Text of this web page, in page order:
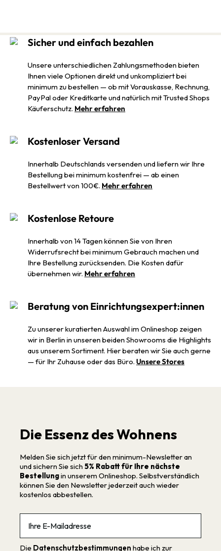
Sicher und einfach bezahlen
Unsere unterschiedlichen Zahlungsmethoden bieten
Ihnen viele Optionen direkt und unkompliziert bei
minimum zu bestellen — ob mit Vorauskasse, Rechnung,
PayPal oder Kreditkarte und natürlich mit Trusted Shops
Käuferschutz. Mehr erfahren
Kostenloser Versand
Innerhalb Deutschlands versenden und liefern wir Ihre
Bestellung bei minimum kostenfrei — ab einen
Bestellwert von 100€. Mehr erfahren
Kostenlose Retoure
Innerhalb von 14 Tagen können Sie von Ihren
Widerrufsrecht bei minimum Gebrauch machen und
Ihre Bestellung zurücksenden. Die Kosten dafür
übernehmen wir. Mehr erfahren
Beratung von Einrichtungsexpert:innen
Zu unserer kuratierten Auswahl im Onlineshop zeigen
wir in Berlin in unseren beiden Showrooms die Highlights
aus unserem Sortiment. Hier beraten wir Sie auch gerne
— für Ihr Zuhause oder das Büro. Unsere Stores
Die Essenz des Wohnens
Melden Sie sich jetzt für den minimum-Newsletter an
und sichern Sie sich 5% Rabatt für Ihre nächste
Bestellungin unserem Onlineshop. Selbstverständlich
können Sie den Newsletter jederzeit auch wieder
kostenlos abbestellen.
Die Datenschutzbestimmungen habe ich zur